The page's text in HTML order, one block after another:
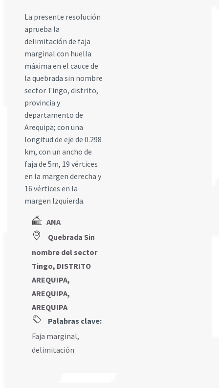
La presente resolución
aprueba la
delimitación de faja
marginal con huella
máxima en el cauce de
la quebrada sin nombre
sector Tingo, distrito,
provincia y
departamento de
Arequipa; con una
longitud de eje de 0.298
km, con un ancho de
faja de 5m, 19 vértices
en la margen derecha y
16 vértices en la
margen Izquierda.
ANA
Quebrada Sin
nombre del sector
Tingo, DISTRITO
AREQUIPA,
AREQUIPA,
AREQUIPA
Palabras clave:
Faja marginal,
delimitación